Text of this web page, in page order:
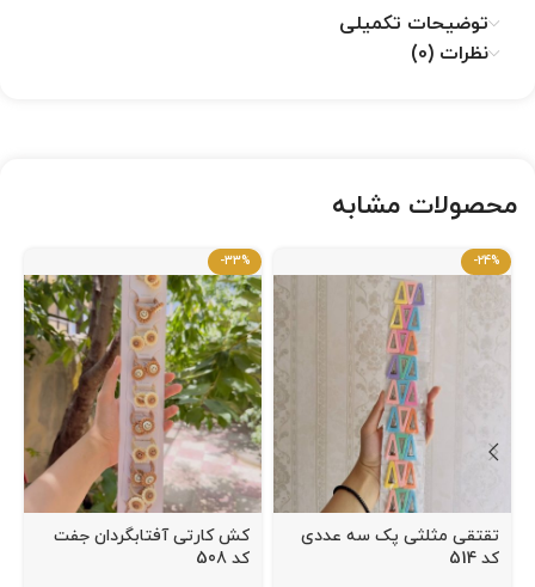
توضیحات تکمیلی
نظرات (0)
محصولات مشابه
-24%
تقتقی مثلثی پک سه عددی
کد 514
-33%
کش کارتی آفتابگردان جفت
کد 508